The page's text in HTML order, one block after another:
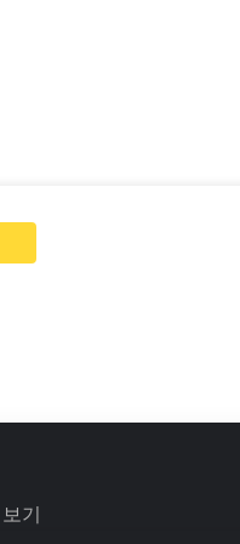
기
활센터”라 한다)는 정보
보 보호법」 제30조에
을 수립·공개합니다.
인정보는 수집·이용 목
법 제32조에 따라 등록·